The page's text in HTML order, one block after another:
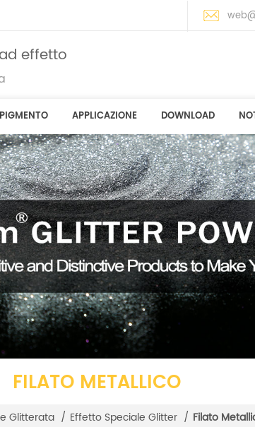
effetto
APPLICAZIONE DOWNLOAD
FILATO METALLICO
Glitterata / Effetto Speciale Glitter / Filato